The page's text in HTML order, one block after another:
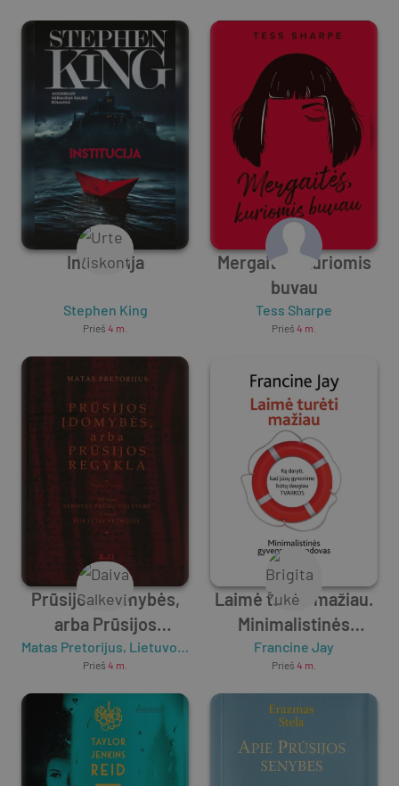
Institucija
Stephen King
Prieš 4 m.
Mergaitės, kuriomis
buvau
Tess Sharpe
Prieš 4 m.
Prūsijos įdomybės,
arba Prūsijos
regykla. V tomas
Matas Pretorijus, Lietuvos istorijos institutas
Prieš 4 m.
Laimė turėti mažiau.
Minimalistinės
gyvensenos vadovas
Francine Jay
Prieš 4 m.